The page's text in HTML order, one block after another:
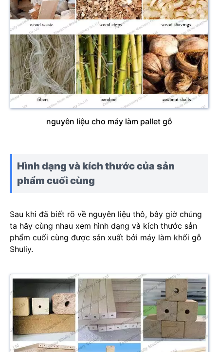
nguyên liệu cho máy làm pallet gỗ
Hình dạng và kích thước của sản
phẩm cuối cùng
Sau khi đã biết rõ về nguyên liệu thô, bây giờ chúng
ta hãy cùng nhau xem hình dạng và kích thước sản
phẩm cuối cùng được sản xuất bởi máy làm khối gỗ
Shuliy.